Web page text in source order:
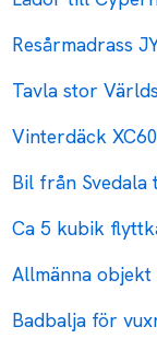
Resårmadrass
Tavla stor
Vinterdäck XC60
Bil från Svedala
Ca 5 kubik
Allmänna
Badbalja för